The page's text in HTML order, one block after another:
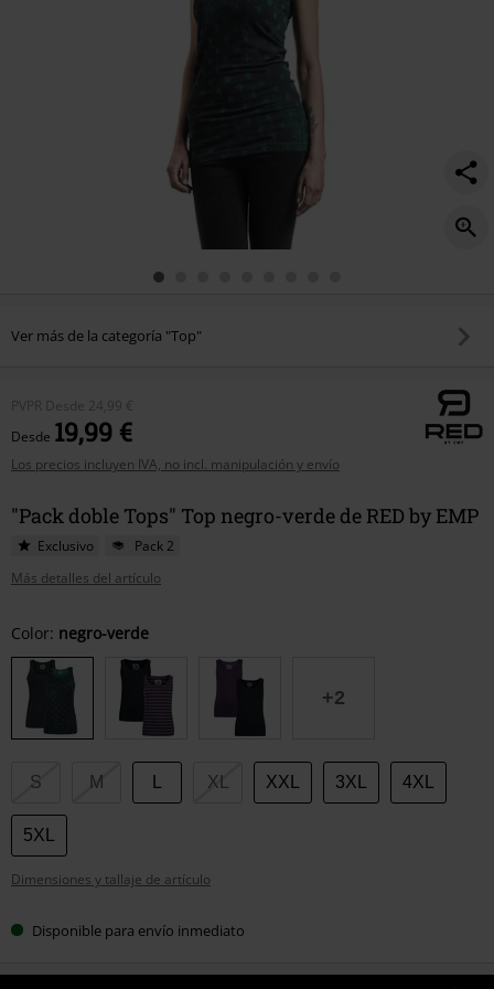
Ver más de la categoría "Top"
PVPR Desde 24,99 €
Desde 19,99 €
Los precios incluyen IVA, no incl. manipulación y envío
"Pack doble Tops" Top negro-verde de RED by EMP
Exclusivo
Pack 2
Más detalles del artículo
Elige
tu
talla
Color: negro-verde
+2
S M XL XXL 3XL 4XL
5XL
Dimensiones y tallaje de artículo
Disponible para envío inmediato